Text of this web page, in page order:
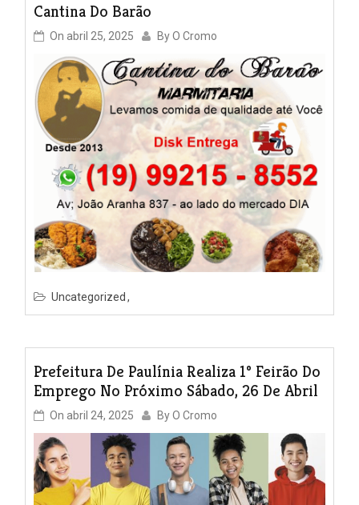
Cantina Do Barão
On abril 25, 2025 ByO Cromo
Uncategorized
Prefeitura De Paulínia Realiza 1º Feirão Do
Emprego No Próximo Sábado, 26 De Abril
On abril 24, 2025 ByO Cromo